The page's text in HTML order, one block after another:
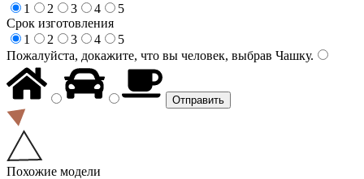
1
2 3 4
5
Срок изготовления
1
2 3 4
5
Пожалуйста, докажите, что вы человек, выбрав Чашку.
Похожие модели